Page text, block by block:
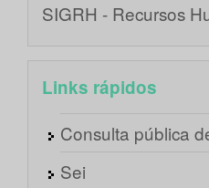
SIGRH - Recursos
Links rápidos
Consulta pública
Sei